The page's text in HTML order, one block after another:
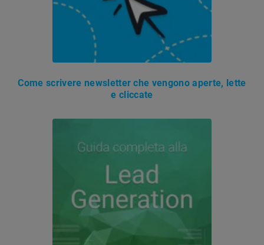
Come scrivere newsletter che vengono aperte, lette
e cliccate